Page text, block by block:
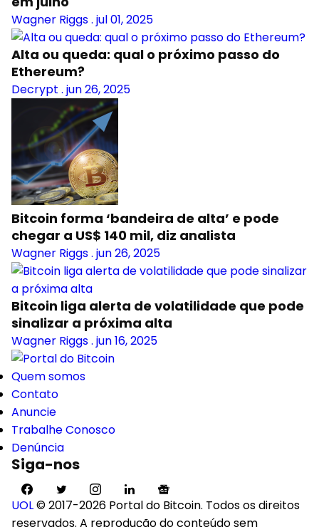
Wagner Riggs. jul 01, 2025
Alta ou queda: qual o próximo passo do
Ethereum?
Decrypt . jun 26, 2025
Bitcoin forma ‘bandeira de alta’ e pode
chegar a US$ 140 mil, diz analista
Wagner Riggs. jun 26, 2025
Bitcoin liga alerta de volatilidade que pode
sinalizar a próxima alta
Wagner Riggs. jun 16, 2025
Quem somos
Contato
Anuncie
Trabalhe Conosco
Denúncia
Siga-nos
UOL© 2017-2026 Portal do Bitcoin. Todos os direitos
reservados. A reprodução do conteúdo sem